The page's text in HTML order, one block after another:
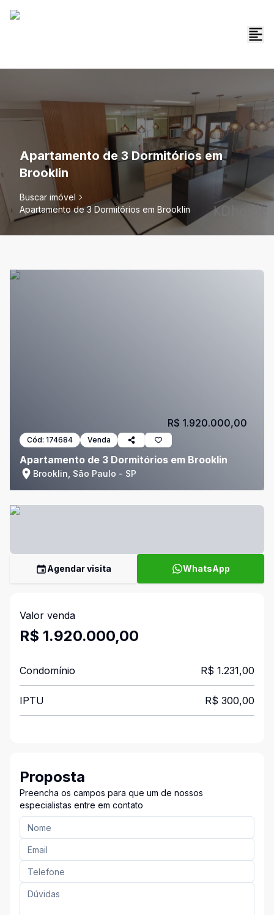
Apartamento de 3 Dormitórios em
Brooklin
Buscar imóvel
Apartamento de 3 Dormitórios em Brooklin
Cód: 174684 Venda
Apartamento de 3 Dormitórios em Brooklin
Brooklin, São Paulo - SP
R$ 1.920.000,00
Agendar visita WhatsApp
Valor venda
R$ 1.920.000,00
Condomínio R$ 1.231,00
IPTU R$ 300,00
Proposta
Preencha os campos para que um de nossos
especialistas entre em contato